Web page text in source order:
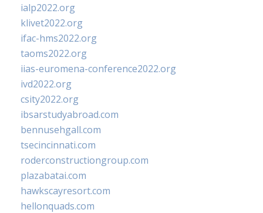
ialp2022.org
klivet2022.org
ifac-hms2022.org
taoms2022.org
iias-euromena-conference2022.org
ivd2022.org
csity2022.org
ibsarstudyabroad.com
bennusehgall.com
tsecincinnati.com
roderconstructiongroup.com
plazabatai.com
hawkscayresort.com
hellonquads.com